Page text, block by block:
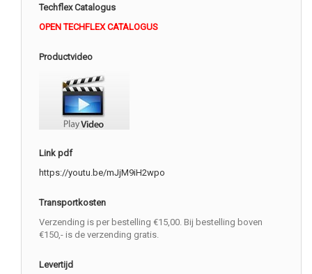
Techflex Catalogus
OPEN TECHFLEX CATALOGUS
Productvideo
Link pdf
https://youtu.be/mJjM9iH2wpo
Transportkosten
Verzending is per bestelling €15,00. Bij bestelling boven
€150,- is de verzending gratis.
Levertijd